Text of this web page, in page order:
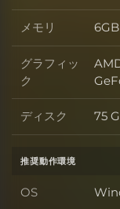
メモリ メモ
グラフィッ
ク
グ
ディスク ディ
75
推奨動作環境
OS OS